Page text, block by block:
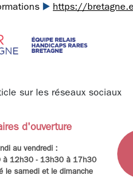
▶️ https://
sur les réseaux sociaux
d'ouverture
au vendredi :
à 12h30 - 13h30 à 17h30
le samedi et le dimanche